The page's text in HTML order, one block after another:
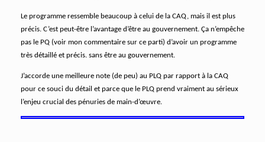
Le programme ressemble beaucoup à celui de la CAQ, mais il est plus
précis. C’est peut-être l’avantage d’être au gouvernement. Ça n’empêche
pas le PQ (voir mon commentaire sur ce parti) d’avoir un programme
très détaillé et précis. sans être au gouvernement.
J’accorde une meilleure note (de peu) au PLQ par rapport à la CAQ
pour ce souci du détail et parce que le PLQ prend vraiment au sérieux
l’enjeu crucial des pénuries de main-d’œuvre.